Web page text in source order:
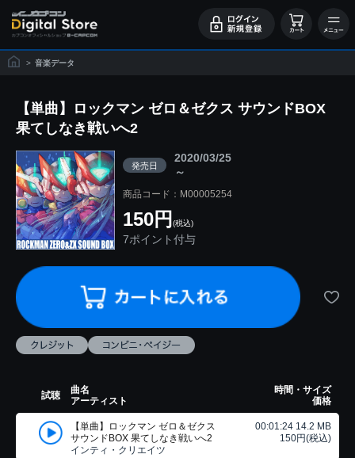
> 音楽データ
【単曲】ロックマン ゼロ＆ゼクス サウンドBOX
果てしなき戦いへ2
発売日
2020/03/25
～
商品コード：M00005254
150円 (税込)
7ポイント付与
試聴
曲名
アーティスト
時間・サイズ
価格
【単曲】ロックマン ゼロ＆ゼクス
サウンドBOX 果てしなき戦いへ2
インティ・クリエイツ
00:01:24 14.2 MB
150円(税込)